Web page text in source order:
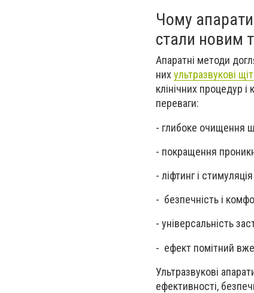
Чому
стали новим
Апаратні методи
нихультразвукові
клінічних процедур
переваги:
- глибоке очищення
- покращення
- ліфтинг і
- безпечність і
- універсальність
- ефект помітний
Ультразвукові
ефективності,